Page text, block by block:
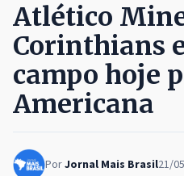
Atlético
Corinthians
campo hoje
Americana
PorJornal Mais Brasil21/